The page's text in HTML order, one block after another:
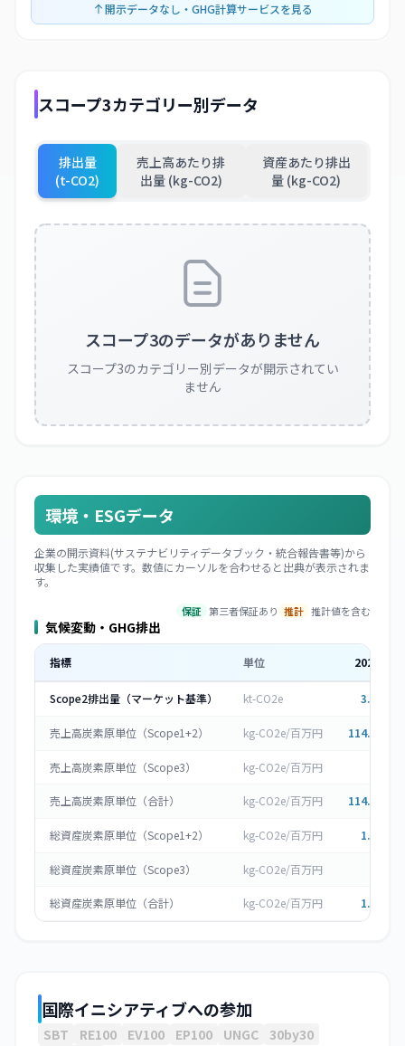
開示データなし・GHG計算サービスを見る
スコープ3カテゴリー別データ
排出量
(t-CO2)
売上高あたり排
出量 (kg-CO2)
資産あたり排出
量 (kg-CO2)
スコープ3のデータがありません
スコープ3のカテゴリー別データが開示されてい
ません
環境・ESGデータ
企業の開示資料(サステナビリティデータブック・統合報告書等)から
収集した実績値です。数値にカーソルを合わせると出典が表示されま
す。
保証 第三者保証あり 推計 推計値を含む
気候変動・GHG排出
指標 単位 2023
Scope2排出量（マーケット基準） kt-CO2e 3.893
売上高炭素原単位（Scope1+2） kg-CO2e/百万円 114.037
売上高炭素原単位（Scope3） kg-CO2e/百万円
売上高炭素原単位（合計） kg-CO2e/百万円 114.037
総資産炭素原単位（Scope1+2） kg-CO2e/百万円 1.618
総資産炭素原単位（Scope3） kg-CO2e/百万円
総資産炭素原単位（合計） kg-CO2e/百万円 1.618
国際イニシアティブへの参加
SBT RE100 EV100 EP100 UNGC 30by30